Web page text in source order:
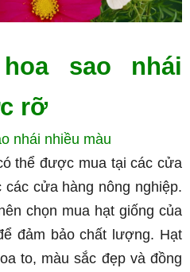
sao nhái
rỡ
nhái nhiều màu
thể được mua tại các cửa
các cửa hàng nông nghiệp.
chọn mua hạt giống của
đảm bảo chất lượng. Hạt
to, màu sắc đẹp và đồng